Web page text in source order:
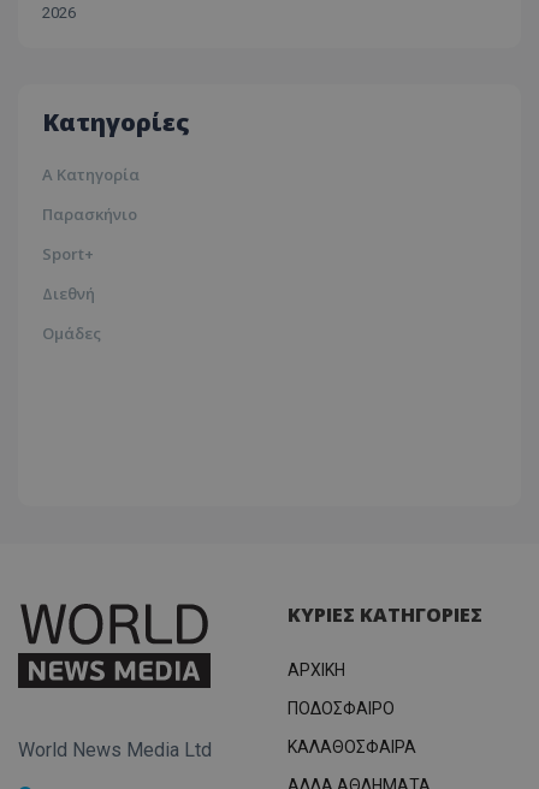
2026
Κατηγορίες
Α Κατηγορία
Παρασκήνιο
Sport+
Διεθνή
Ομάδες
World News Media Ltd
ΚΥΡΙΕΣ ΚΑΤΗΓΟΡΙΕΣ
ΑΡΧΙΚΗ
ΠΟΔΟΣΦΑΙΡΟ
ΚΑΛΑΘΟΣΦΑΙΡΑ
ΑΛΛΑ ΑΘΛΗΜΑΤΑ